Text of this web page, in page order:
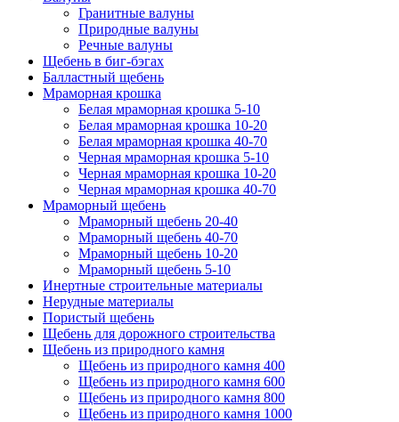
Гранитные валуны
Природные валуны
Речные валуны
Щебень в биг-бэгах
Балластный щебень
Мраморная крошка
Белая мраморная крошка 5-10
Белая мраморная крошка 10-20
Белая мраморная крошка 40-70
Черная мраморная крошка 5-10
Черная мраморная крошка 10-20
Черная мраморная крошка 40-70
Мраморный щебень
Мраморный щебень 20-40
Мраморный щебень 40-70
Мраморный щебень 10-20
Мраморный щебень 5-10
Инертные строительные материалы
Нерудные материалы
Пористый щебень
Щебень для дорожного строительства
Щебень из природного камня
Щебень из природного камня 400
Щебень из природного камня 600
Щебень из природного камня 800
Щебень из природного камня 1000